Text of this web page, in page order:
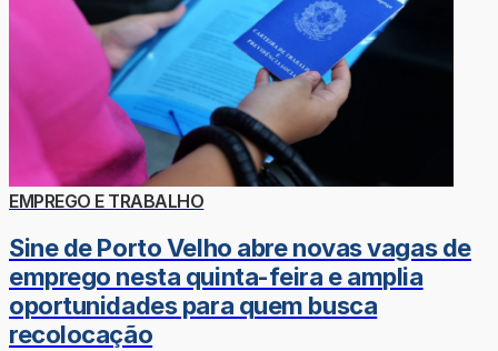
EMPREGO E TRABALHO
Sine de Porto Velho abre novas vagas de
emprego nesta quinta-feira e amplia
oportunidades para quem busca
recolocação